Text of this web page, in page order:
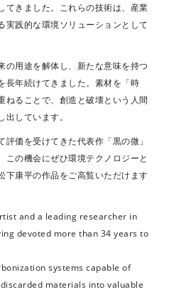
てきました。これらの技術は、産業
実践的な環境ソリューションとして
の用途を解体し、新たな意味を持つ
長年続けてきました。素材を「時
ねることで、創造と破壊という人間
しています。
価を受けてきた代表作「黒の微」
この機会にぜひ環境テクノロジーと
下康平の作品をご高覧いただけます
and a leading researcher in
devoted more than 34 years to
systems capable of
materials into valuable